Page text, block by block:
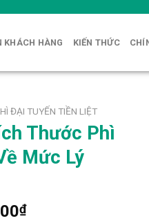
KHÁCH HÀNG KIẾN THỨC
ĐẠI TUYẾN TIỀN LIỆT
Thước Phì
Mức Lý
₫Giá